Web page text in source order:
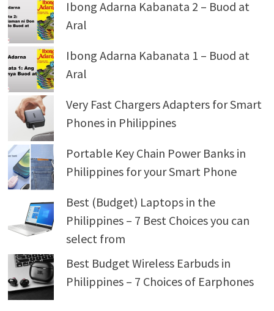
Ibong Adarna Kabanata 2 – Buod at
Aral
Ibong Adarna Kabanata 1 – Buod at
Aral
Very Fast Chargers Adapters for Smart
Phones in Philippines
Portable Key Chain Power Banks in
Philippines for your Smart Phone
Best (Budget) Laptops in the
Philippines – 7 Best Choices you can
select from
Best Budget Wireless Earbuds in
Philippines – 7 Choices of Earphones